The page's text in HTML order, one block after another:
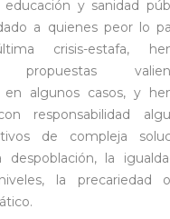
y sanidad
a quienes peor lo
crisis-estafa,
propuestas
en algunos casos, y
responsabilidad
de compleja
la
la precariedad